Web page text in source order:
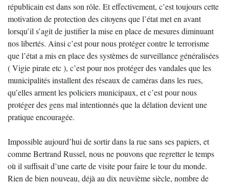
républicain est dans son rôle. Et effectivement, c’est toujours cette
motivation de protection des citoyens que l’état met en avant
lorsqu’il s’agit de justifier la mise en place de mesures diminuant
nos libertés. Ainsi c’est pour nous protéger contre le terrorisme
que l’état a mis en place des systèmes de surveillance généralisées
( Vigie pirate etc ), c’est pour nos protéger des vandales que les
municipalités installent des réseaux de caméras dans les rues,
qu’elles arment les policiers municipaux, et c’est pour nous
protéger des gens mal intentionnés que la délation devient une
pratique encouragée.
Impossible aujourd’hui de sortir dans la rue sans ses papiers, et
comme Bertrand Russel, nous ne pouvons que regretter le temps
où il suffisait d’une carte de visite pour faire le tour du monde.
Rien de bien nouveau, déjà au dix neuvième siècle, nombre de